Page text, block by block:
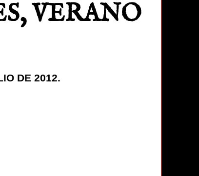
VERANO
DE 2012.